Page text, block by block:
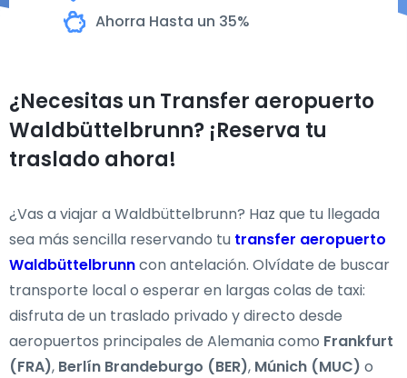
Ahorra Hasta un 35%
¿Necesitas un Transfer aeropuerto
Waldbüttelbrunn? ¡Reserva tu
traslado ahora!
¿Vas a viajar a Waldbüttelbrunn? Haz que tu llegada
sea más sencilla reservando tu transfer aeropuerto
Waldbüttelbrunncon antelación. Olvídate de buscar
transporte local o esperar en largas colas de taxi:
disfruta de un traslado privado y directo desde
aeropuertos principales de Alemania como Frankfurt
(FRA), Berlín Brandeburgo (BER), Múnich (MUC) o